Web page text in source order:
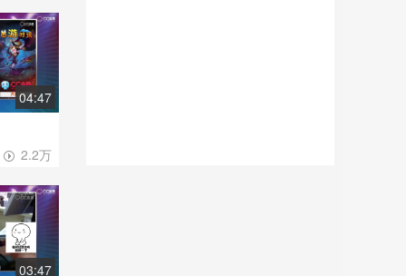
04:47
2.2万
03:47